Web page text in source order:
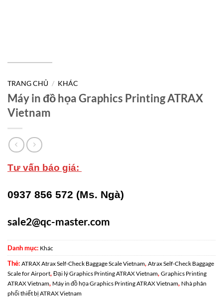
TRANG CHỦ / KHÁC
Máy in đồ họa Graphics Printing ATRAX
Vietnam
Tư vấn báo giá:
0937 856 572 (Ms. Ngà)
sale2@qc-master.com
Danh mục: Khác
Thẻ: ATRAX Atrax Self-Check Baggage Scale Vietnam, Atrax Self-Check Baggage
Scale for Airport, Đại lý Graphics Printing ATRAX Vietnam, Graphics Printing
ATRAX Vietnam, Máy in đồ họa Graphics Printing ATRAX Vietnam, Nhà phân
phối thiết bị ATRAX Vietnam